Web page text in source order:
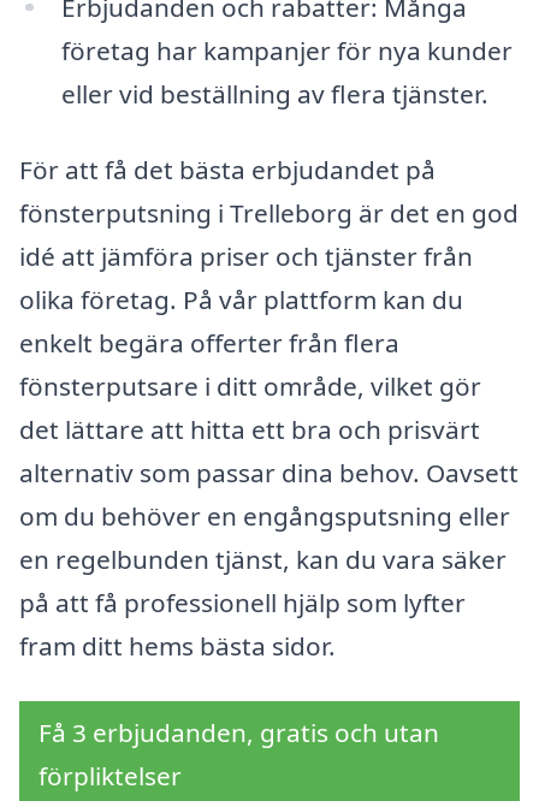
företag har kampanjer för nya kunder
eller vid beställning av flera tjänster.
För att få det bästa erbjudandet på
fönsterputsning i Trelleborg är det en god
idé att jämföra priser och tjänster från
olika företag. På vår plattform kan du
enkelt begära offerter från flera
fönsterputsare i ditt område, vilket gör
det lättare att hitta ett bra och prisvärt
alternativ som passar dina behov. Oavsett
om du behöver en engångsputsning eller
en regelbunden tjänst, kan du vara säker
på att få professionell hjälp som lyfter
fram ditt hems bästa sidor.
Få 3 erbjudanden, gratis och utan
förpliktelser